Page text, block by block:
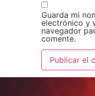
Guarda mi
electrónico y
navegador
comente.